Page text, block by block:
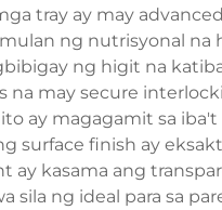
tray ay may
ng nutrisyonal na
ng higit na
na may secure
ay magagamit sa
surface finish ay
ay kasama ang
sila ng ideal para sa